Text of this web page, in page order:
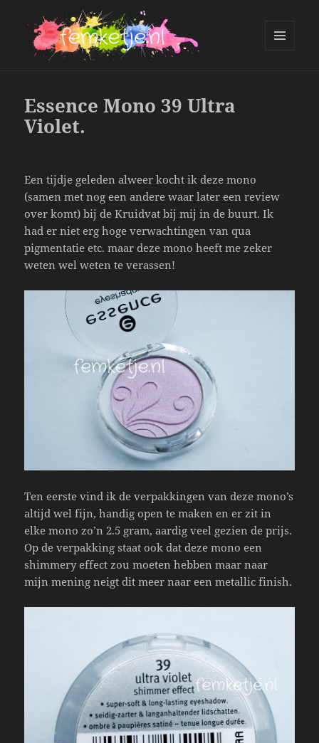
Essence Mono 39 Ultra
Violet.
Een tijdje geleden alweer kocht ik deze mono
(samen met nog een andere waar later een review
over komt) bij de Kruidvat bij mij in de buurt. Ik
had er niet erg hoge verwachtingen van qua
pigmentatie etc. maar deze mono heeft me zeker
weten wel weten te verassen!
Ten eerste vind ik de verpakkingen van deze mono’s
altijd wel fijn, handig open te maken en er zit in
elke mono zo’n 2.5 gram, aardig veel gezien de prijs.
Op de verpakking staat ook dat deze mono een
shimmery effect zou moeten hebben maar naar
mijn mening neigt dit meer naar een metallic finish.